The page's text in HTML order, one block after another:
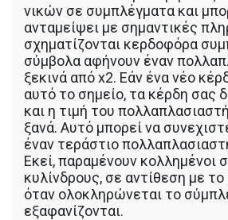
νικών σε συμπλέγματα και
ανταμείψει με σημαντικές
σχηματίζονται κερδοφόρα
σύμβολα αφήνουν έναν
ξεκινά από x2. Εάν ένα νέο
αυτό το σημείο, τα κέρδη σας
και η τιμή του
ξανά. Αυτό μπορεί να
έναν τεράστιο
Εκεί, παραμένουν κολλημένοι
κυλίνδρους, σε αντίθεση με το
όταν ολοκληρώνεται το
εξαφανίζονται.